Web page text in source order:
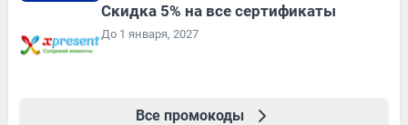
Скидка 5% на все сертификаты
До 1 января, 2027
Все промокоды